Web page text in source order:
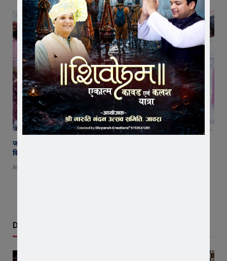
जावरा के आनंदी हनुमान मुक्तिधाम में महादेव प्रतिमा का भूमि पूजन, मुक्तिधाम के
विकास को मिले 10 लाख !
AUGUST 9, 2026
Don't Miss